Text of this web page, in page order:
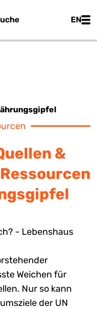
EN
&
- Lebenshaus
Weichen für
Nur so kann
der UN